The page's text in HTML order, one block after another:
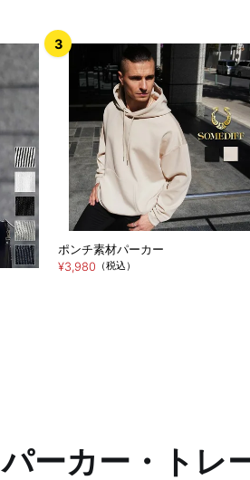
ポンチ素材パーカー
¥3,980 （税込）
パーカー・トレ